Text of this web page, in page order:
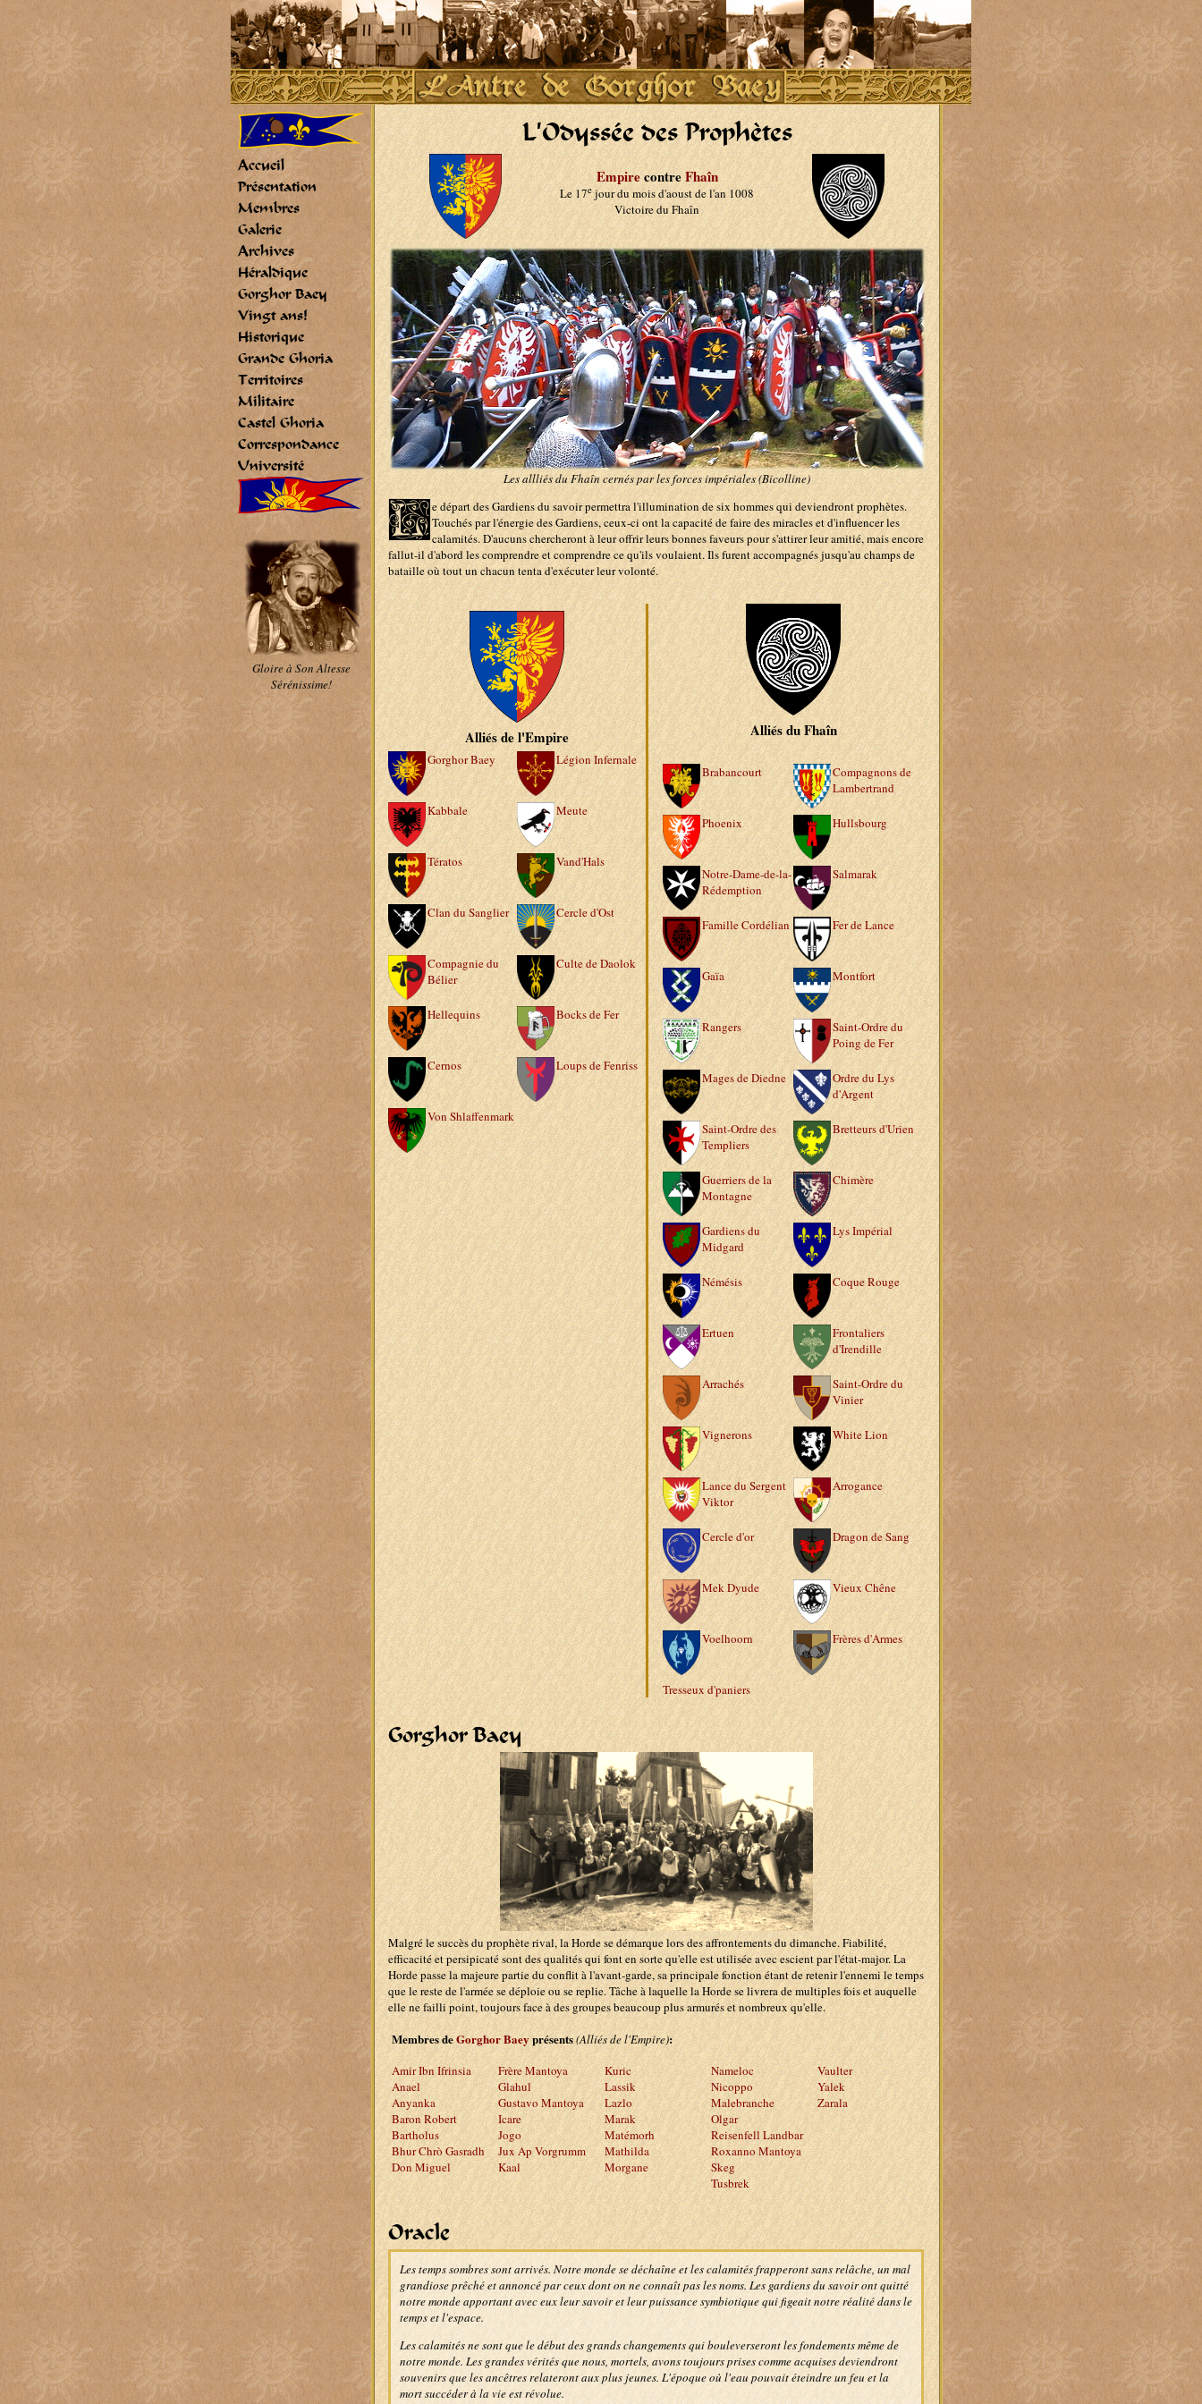
Accueil
Présentation
Membres
Galerie
Archives
Héraldique
Gorghor Baey
Vingt ans!
Historique
Grande Ghoria
Territoires
Militaire
Castel Ghoria
Correspondance
Université
Gloire à Son Altesse
Sérénissime!
L'Odyssée des Prophètes
EmpirecontreFhaîn
Le 17ejour du mois d'aoust de l'an 1008
Victoire du Fhaîn
Les allliés du Fhaîn cernés par les forces impériales (Bicolline)
Le départ des Gardiens du savoir permettra l'illumination de six hommes qui deviendront prophètes.
Touchés par l'énergie des Gardiens, ceux-ci ont la capacité de faire des miracles et d'influencer les
calamités. D'aucuns chercheront à leur offrir leurs bonnes faveurs pour s'attirer leur amitié, mais encore
fallut-il d'abord les comprendre et comprendre ce qu'ils voulaient. Ils furent accompagnés jusqu'au champs de
bataille où tout un chacun tenta d'exécuter leur volonté.
Alliés de l'Empire
Gorghor Baey Légion Infernale
Kabbale Meute
Tératos Vand'Hals
Clan du Sanglier Cercle d'Ost
Compagnie du
Bélier
Culte de Daolok
Hellequins Bocks de Fer
Cernos Loups de Fenriss
Von Shlaffenmark
Alliés du Fhaîn
Brabancourt
Compagnons de
Lambertrand
Phoenix Hullsbourg
Notre-Dame-de-la-
Rédemption
Salmarak
Famille Cordélian Fer de Lance
Gaïa Montfort
Rangers
Saint-Ordre du
Poing de Fer
Mages de Diedne
Ordre du Lys
d'Argent
Saint-Ordre des
Templiers
Bretteurs d'Urien
Guerriers de la
Montagne
Chimère
Gardiens du
Midgard
Lys Impérial
Némésis Coque Rouge
Ertuen
Frontaliers
d'Irendille
Arrachés
Saint-Ordre du
Vinier
Vignerons White Lion
Lance du Sergent
Viktor
Arrogance
Cercle d'or Dragon de Sang
Mek Dyude Vieux Chêne
Voelhoorn Frères d'Armes
Tresseux d'paniers
Gorghor Baey
Malgré le succès du prophète rival, la Horde se démarque lors des affrontements du dimanche. Fiabilité,
efficacité et persipicaté sont des qualités qui font en sorte qu'elle est utilisée avec escient par l'état-major. La
Horde passe la majeure partie du conflit à l'avant-garde, sa principale fonction étant de retenir l'ennemi le temps
que le reste de l'armée se déploie ou se replie. Tâche à laquelle la Horde se livrera de multiples fois et auquelle
elle ne failli point, toujours face à des groupes beaucoup plus armurés et nombreux qu'elle.
Membres deGorghor Baeyprésents(Alliés de l'Empire):
Amir Ibn Ifrinsia
Anael
Anyanka
Baron Robert
Bartholus
Bhur Chrò Gasradh
Don Miguel
Frère Mantoya
Glahul
Gustavo Mantoya
Icare
Jogo
Jux Ap Vorgrumm
Kaal
Kuric
Lassik
Lazlo
Marak
Matémorh
Mathilda
Morgane
Nameloc
Nicoppo
Malebranche
Olgar
Reisenfell Landbar
Roxanno Mantoya
Skeg
Tusbrek
Vaulter
Yalek
Zarala
Oracle
Les temps sombres sont arrivés. Notre monde se déchaîne et les calamités frapperont sans relâche, un mal
grandiose prêché et annoncé par ceux dont on ne connaît pas les noms. Les gardiens du savoir ont quitté
notre monde apportant avec eux leur savoir et leur puissance symbiotique qui figeait notre réalité dans le
temps et l'espace.
Les calamités ne sont que le début des grands changements qui bouleverseront les fondements même de
notre monde. Les grandes vérités que nous, mortels, avons toujours prises comme acquises deviendront
souvenirs que les ancêtres relateront aux plus jeunes. L'époque où l'eau pouvait éteindre un feu et la
mort succéder à la vie est révolue.